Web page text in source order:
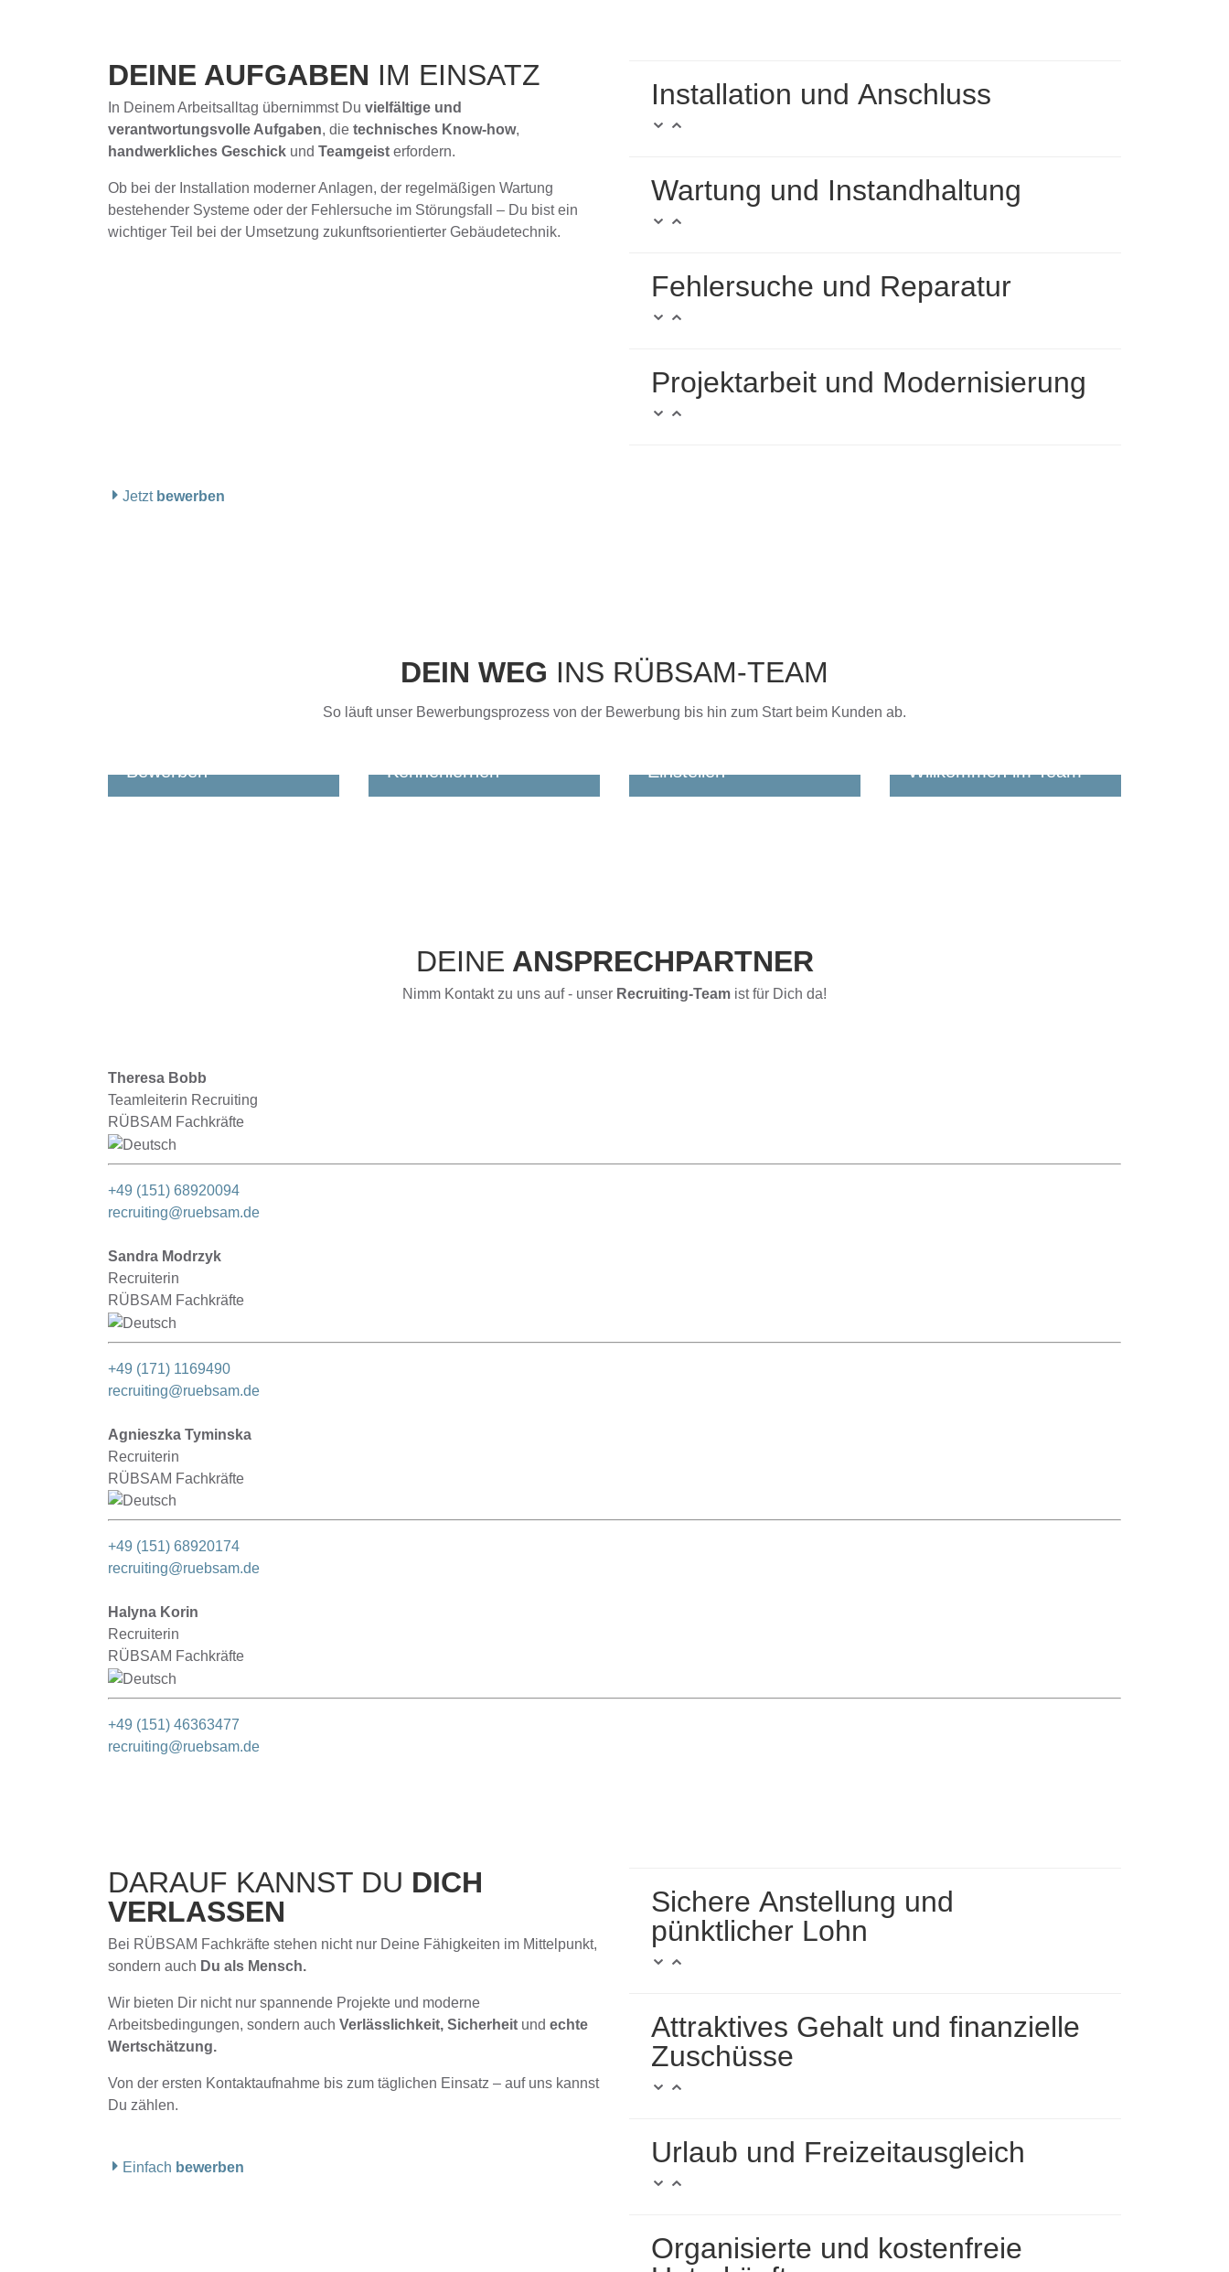
DEINE AUFGABEN IM EINSATZ
In Deinem Arbeitsalltag übernimmst Du vielfältige und
verantwortungsvolle Aufgaben, die technisches Know-how,
handwerkliches Geschick und Teamgeist erfordern.
Ob bei der Installation moderner Anlagen, der regelmäßigen Wartung
bestehender Systeme oder der Fehlersuche im Störungsfall – Du bist ein
wichtiger Teil bei der Umsetzung zukunftsorientierter Gebäudetechnik.
Installation und Anschluss
Wartung und Instandhaltung
Fehlersuche und Reparatur
Projektarbeit und Modernisierung
Jetzt bewerben
DEIN WEG INS RÜBSAM-TEAM
So läuft unser Bewerbungsprozess von der Bewerbung bis hin zum Start beim Kunden ab.
Bewerben Kennenlernen Einstellen Willkommen im Team
DEINE ANSPRECHPARTNER
Nimm Kontakt zu uns auf - unser Recruiting-Team ist für Dich da!
Theresa Bobb
Teamleiterin Recruiting
RÜBSAM Fachkräfte
+49 (151) 68920094
recruiting@ruebsam.de
Sandra Modrzyk
Recruiterin
RÜBSAM Fachkräfte
+49 (171) 1169490
recruiting@ruebsam.de
Agnieszka Tyminska
Recruiterin
RÜBSAM Fachkräfte
+49 (151) 68920174
recruiting@ruebsam.de
Halyna Korin
Recruiterin
RÜBSAM Fachkräfte
+49 (151) 46363477
recruiting@ruebsam.de
DARAUF KANNST DU DICH
VERLASSEN
Bei RÜBSAM Fachkräfte stehen nicht nur Deine Fähigkeiten im Mittelpunkt,
sondern auch Du als Mensch.
Wir bieten Dir nicht nur spannende Projekte und moderne
Arbeitsbedingungen, sondern auch Verlässlichkeit, Sicherheit und echte
Wertschätzung.
Von der ersten Kontaktaufnahme bis zum täglichen Einsatz – auf uns kannst
Du zählen.
Einfach bewerben
Sichere Anstellung und
pünktlicher Lohn
Attraktives Gehalt und finanzielle
Zuschüsse
Urlaub und Freizeitausgleich
Organisierte und kostenfreie